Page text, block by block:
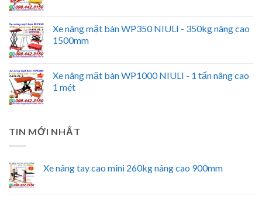
Xe nâng mặt bàn WP350 NIULI - 350kg nâng cao
1500mm
Xe nâng mặt bàn WP1000 NIULI - 1 tấn nâng cao
1 mét
TIN MỚI NHẤT
Xe nâng tay cao mini 260kg nâng cao 900mm